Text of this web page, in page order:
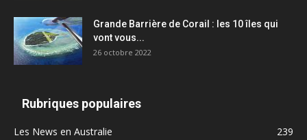
Grande Barrière de Corail : les 10 îles qui
vont vous...
26 octobre 2022
Rubriques populaires
Les News en Australie
239